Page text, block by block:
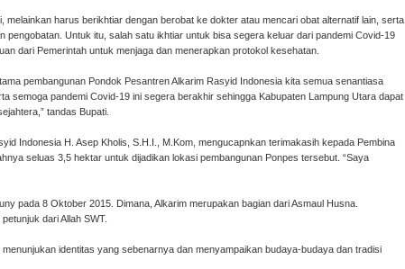
melainkan harus berikhtiar dengan berobat ke dokter atau mencari obat alternatif lain, serta
pengobatan. Untuk itu, salah satu ikhtiar untuk bisa segera keluar dari pandemi Covid-19
dari Pemerintah untuk menjaga dan menerapkan protokol kesehatan.
pembangunan Pondok Pesantren Alkarim Rasyid Indonesia kita semua senantiasa
semoga pandemi Covid-19 ini segera berakhir sehingga Kabupaten Lampung Utara dapat
tandas Bupati.
Indonesia H. Asep Kholis, S.H.I., M.Kom, mengucapnkan terimakasih kepada Pembina
seluas 3,5 hektar untuk dijadikan lokasi pembangunan Ponpes tersebut. “Saya
pada 8 Oktober 2015. Dimana, Alkarim merupakan bagian dari Asmaul Husna.
dari Allah SWT.
identitas yang sebenarnya dan menyampaikan budaya-budaya dan tradisi